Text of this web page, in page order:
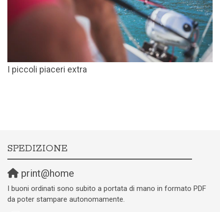
I piccoli piaceri extra
SPEDIZIONE
print@home
I buoni ordinati sono subito a portata di mano in formato PDF
da poter stampare autonomamente.